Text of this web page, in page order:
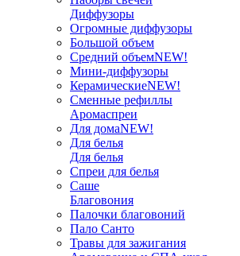
Диффузоры
Огромные диффузоры
Большой объем
Средний объемNEW!
Мини-диффузоры
КерамическиеNEW!
Сменные рефиллы
Аромаспреи
Для домаNEW!
Для белья
Для белья
Спреи для белья
Саше
Благовония
Палочки благовоний
Пало Санто
Травы для зажигания